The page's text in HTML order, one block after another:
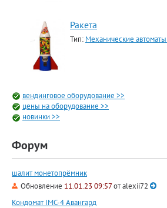
Ракета
Тип: Механические
вендинговое оборудование >>
цены на оборудование >>
новинки >>
Форум
шалит монетопрёмник
Обновление 11.01.23 09:57отalexii72
Кондомат IMC-4 Авангард